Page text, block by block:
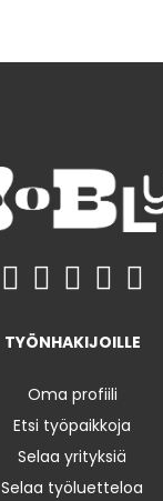
TYÖNHAKIJOILLE
Oma profiili
Etsi työpaikkoja
Selaa yrityksiä
Selaa työluetteloa